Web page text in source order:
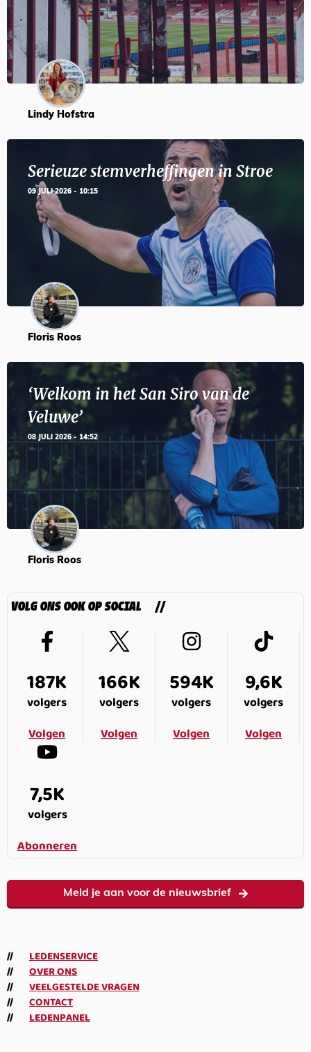
Lindy Hofstra
Serieuze stemverheffingen in Stroe
09 JULI 2026 - 10:15
Floris Roos
‘Welkom in het San Siro van de
Veluwe’
08 JULI 2026 - 14:52
Floris Roos
VOLG ONS OOK OP SOCIAL
187K
volgers
Volgen
166K
volgers
Volgen
594K
volgers
Volgen
9,6K
volgers
Volgen
7,5K
volgers
Abonneren
Meld je aan voor de nieuwsbrief
LEDENSERVICE
OVER ONS
VEELGESTELDE VRAGEN
CONTACT
LEDENPANEL